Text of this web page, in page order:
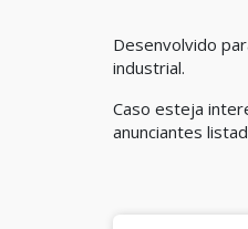
Desenvolvido
industrial.
Caso esteja
anunciantes